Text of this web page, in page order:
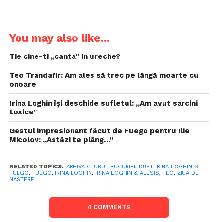
You may also like...
Tie cine-ti „canta” in ureche?
Teo Trandafir: Am ales să trec pe lângă moarte cu
onoare
Irina Loghin își deschide sufletul: „Am avut sarcini
toxice”
Gestul impresionant făcut de Fuego pentru Ilie
Micolov: „Astăzi te plâng…”
RELATED TOPICS: ARHIVA CLUBUL BUCURIEI, DUET IRINA LOGHIN SI
FUEGO, FUEGO, IRINA LOGHIN, IRINA LOGHIN & ALESIS, TEO, ZIUA DE
NASTERE
4 COMMENTS